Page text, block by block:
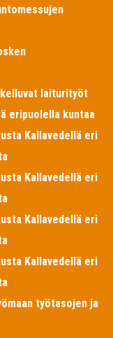
kelluvat laiturityöt
eripuolella kuntaa
Kallavedellä eri
Kallavedellä eri
Kallavedellä eri
Kallavedellä eri
työtasojen ja